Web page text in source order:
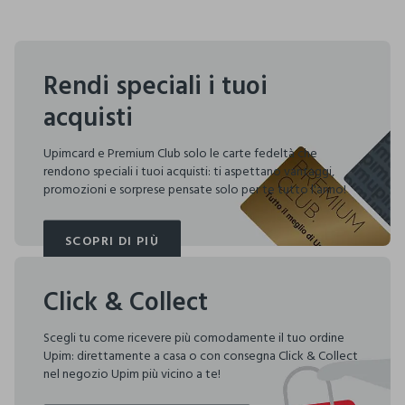
Rendi speciali i tuoi
acquisti
Upimcard e Premium Club solo le carte fedeltà che
rendono speciali i tuoi acquisti: ti aspettano vantaggi,
promozioni e sorprese pensate solo per te tutto l'anno!
SCOPRI DI PIÙ
SCOPRI DI PIÙ
Click & Collect
Scegli tu come ricevere più comodamente il tuo ordine
Upim: direttamente a casa o con consegna Click & Collect
nel negozio Upim più vicino a te!